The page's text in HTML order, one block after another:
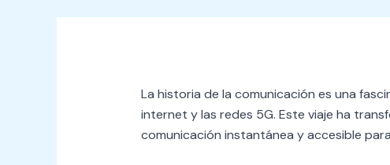
La historia de la comunicación es una
internet y las redes 5G. Este viaje ha
comunicación instantánea y accesible